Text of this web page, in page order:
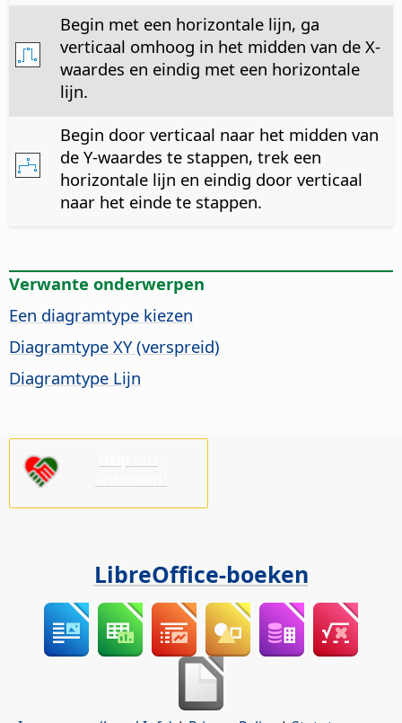
Begin met een horizontale lijn, ga
verticaal omhoog in het midden van de X-
waardes en eindig met een horizontale
lijn.
Begin door verticaal naar het midden van
de Y-waardes te stappen, trek een
horizontale lijn en eindig door verticaal
naar het einde te stappen.
Verwante onderwerpen
Een diagramtype kiezen
Diagramtype XY (verspreid)
Diagramtype Lijn
LibreOffice-boeken